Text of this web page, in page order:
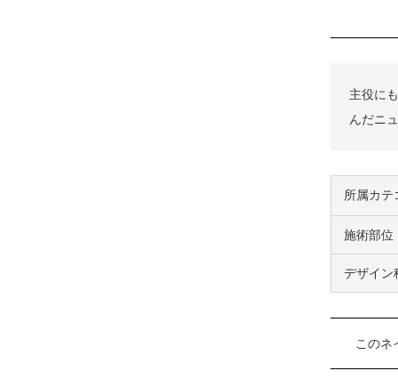
主役に
んだニ
所属カテ
施術部位
デザイン
このネ